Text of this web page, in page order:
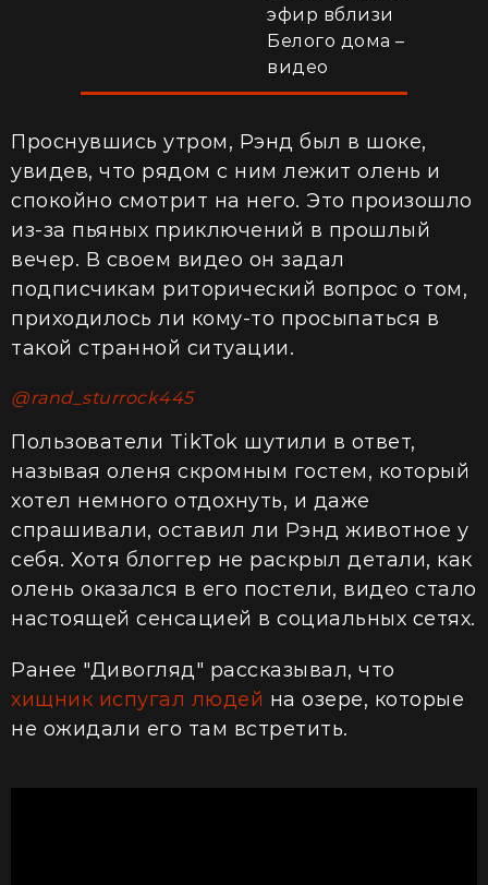
эфир вблизи
Белого дома –
видео
Проснувшись утром, Рэнд был в шоке,
увидев, что рядом с ним лежит олень и
спокойно смотрит на него. Это произошло
из-за пьяных приключений в прошлый
вечер. В своем видео он задал
подписчикам риторический вопрос о том,
приходилось ли кому-то просыпаться в
такой странной ситуации.
@rand_sturrock445
Пользователи TikTok шутили в ответ,
называя оленя скромным гостем, который
хотел немного отдохнуть, и даже
спрашивали, оставил ли Рэнд животное у
себя. Хотя блоггер не раскрыл детали, как
олень оказался в его постели, видео стало
настоящей сенсацией в социальных сетях.
Ранее "Дивогляд" рассказывал, что
хищник испугал людей на озере, которые
не ожидали его там встретить.